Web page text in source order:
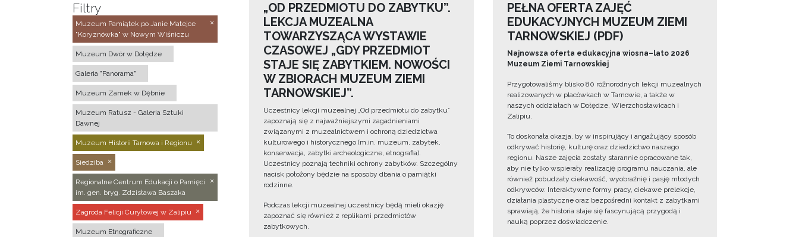
Filtry
Muzeum Pamiątek po Janie Matejce
"Koryznówka" w Nowym Wiśniczu
Muzeum Dwór w Dołędze
Galeria "Panorama"
Muzeum Zamek w Dębnie
Muzeum Ratusz - Galeria Sztuki
Dawnej
Muzeum Historii Tarnowa i Regionu
Siedziba
Regionalne Centrum Edukacji o Pamięci
im. gen. bryg. Zdzisława Baszaka
Zagroda Felicji Curyłowej w Zalipiu
Muzeum Etnograficzne
„OD PRZEDMIOTU DO ZABYTKU”.
LEKCJA MUZEALNA
TOWARZYSZĄCA WYSTAWIE
CZASOWEJ „GDY PRZEDMIOT
STAJE SIĘ ZABYTKIEM. NOWOŚCI
W ZBIORACH MUZEUM ZIEMI
TARNOWSKIEJ”.
Uczestnicy lekcji muzealnej „Od przedmiotu do zabytku”
zapoznają się z najważniejszymi zagadnieniami
związanymi z muzealnictwem i ochroną dziedzictwa
kulturowego i historycznego (m.in. muzeum, zabytek,
konserwacja, zabytki archeologiczne, etnografia).
Uczestnicy poznają techniki ochrony zabytków. Szczególny
nacisk położony będzie na sposoby dbania o pamiątki
rodzinne.
Podczas lekcji muzealnej uczestnicy będą mieli okazję
zapoznać się również z replikami przedmiotów
zabytkowych.
PEŁNA OFERTA ZAJĘĆ
EDUKACYJNYCH MUZEUM ZIEMI
TARNOWSKIEJ (PDF)
Najnowsza oferta edukacyjna wiosna–lato 2026
Muzeum Ziemi Tarnowskiej
Przygotowaliśmy blisko 80 różnorodnych lekcji muzealnych
realizowanych w placówkach w Tarnowie, a także w
naszych oddziałach w Dołędze, Wierzchosławicach i
Zalipiu.
To doskonała okazja, by w inspirujący i angażujący sposób
odkrywać historię, kulturę oraz dziedzictwo naszego
regionu. Nasze zajęcia zostały starannie opracowane tak,
aby nie tylko wspierały realizację programu nauczania, ale
również pobudzały ciekawość, wyobraźnię i pasję młodych
odkrywców. Interaktywne formy pracy, ciekawe prelekcje,
działania plastyczne oraz bezpośredni kontakt z zabytkami
sprawiają, że historia staje się fascynującą przygodą i
nauką poprzez doświadczenie.